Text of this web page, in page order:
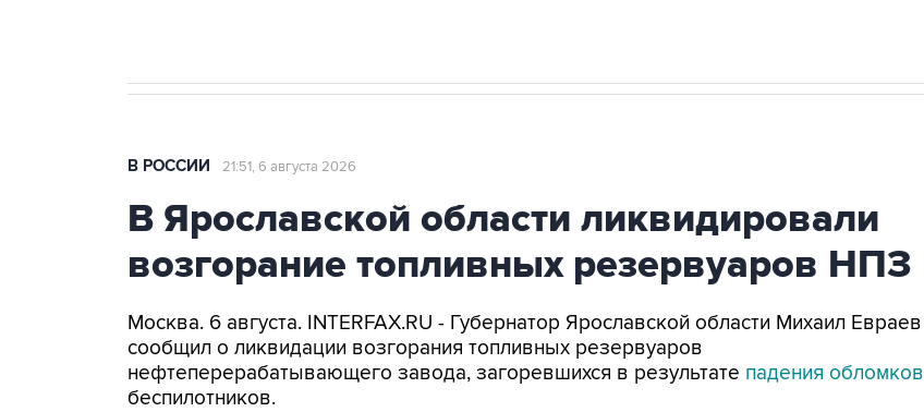
В РОССИИ 21:51, 6 августа 2026
В Ярославской области ликвидировали
возгорание топливных резервуаров НПЗ
Москва. 6 августа. INTERFAX.RU - Губернатор Ярославской области Михаил Евраев
сообщил о ликвидации возгорания топливных резервуаров
нефтеперерабатывающего завода, загоревшихся в результате падения обломков
беспилотников.